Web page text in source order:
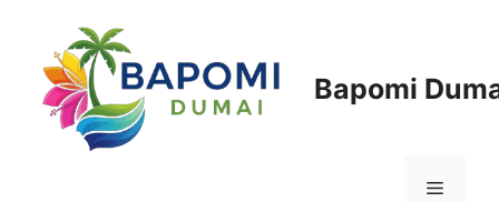
Bapomi
Menu